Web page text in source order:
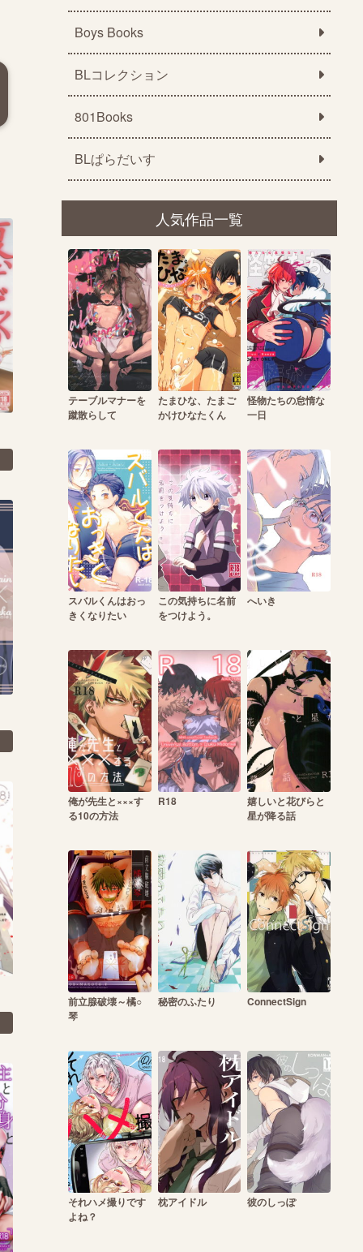
Boys Books
BLコレクション
801Books
BLぱらだいす
人気作品一覧
テーブルマナーを
蹴散らして
たまひな、たまご
かけひなたくん
怪物たちの怠惰な
一日
スバルくんはおっ
きくなりたい
この気持ちに名前
をつけよう。
へいき
俺が先生と×××す
る10の方法
R18
嬉しいと花びらと
星が降る話
前立腺破壊～橘○
琴
秘密のふたり ConnectSign
それハメ撮りです
よね？
枕アイドル 彼のしっぽ